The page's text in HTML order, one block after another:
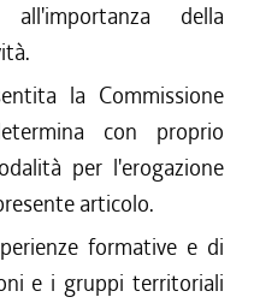
della
la Commissione
con proprio
per l'erogazione
articolo.
formative e di
e i gruppi territoriali